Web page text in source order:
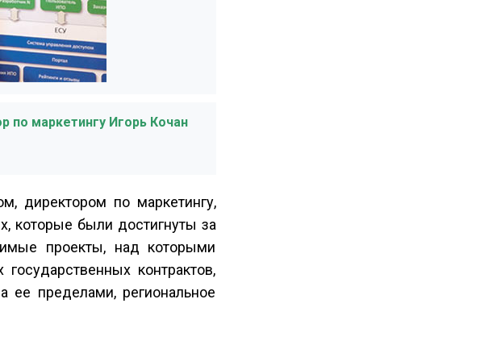
по маркетингу Игорь Кочан
директором по маркетингу,
которые были достигнуты за
проекты, над которыми
контрактов,
ее пределами, региональное